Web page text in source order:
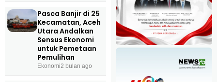
Pasca Banjir di 25
Kecamatan, Aceh
Utara Andalkan
Sensus Ekonomi
untuk Pemetaan
Pemulihan
Ekonomi2 bulan ago